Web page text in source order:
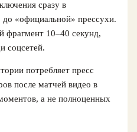
сразу в
«официальной» прессухи.
фрагмент 10–40 секунд,
соцсетей.
потребляет пресс
после матчей видео в
а не полноценных